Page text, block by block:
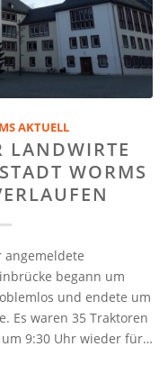
AKTUELL
LANDWIRTE
WORMS
angemeldete
begann um
und endete um
Es waren 35 Traktoren
9:30 Uhr wieder für…